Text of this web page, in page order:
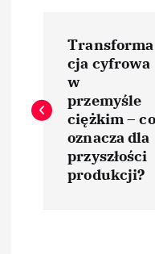
w
Transforma
cja cyfrowa
w
przemyśle
ciężkim – co
oznacza dla
przyszłości
produkcji?